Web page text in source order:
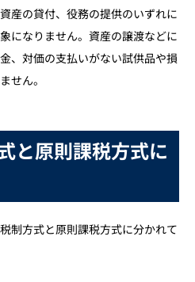
産の貸付、役務の提供のいずれに
になりません。資産の譲渡などに
、対価の支払いがない試供品や損
せん。
原則課税方式に
制方式と原則課税方式に分かれて